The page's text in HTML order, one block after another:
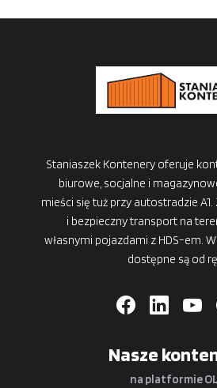
Staniaszek Kontenery oferuje
biurowe, socjalne i
mieści się tuż przy autostradzie
i bezpieczny transport na
własnymi pojazdami z HDS-em.
dostępne są od
Nasze
na platformie